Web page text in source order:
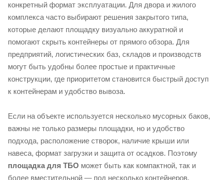
конкретный формат эксплуатации. Для двора и жилого
комплекса часто выбирают решения закрытого типа,
которые делают площадку визуально аккуратной и
помогают скрыть контейнеры от прямого обзора. Для
предприятий, логистических баз, складов и производств
могут быть удобны более простые и практичные
конструкции, где приоритетом становится быстрый доступ
к контейнерам и удобство вывоза.
Если на объекте используется несколько мусорных баков,
важны не только размеры площадки, но и удобство
подхода, расположение створок, наличие крыши или
навеса, формат загрузки и защита от осадков. Поэтому
площадка для ТБО может быть как компактной, так и
более вместительной — под несколько контейнеров,